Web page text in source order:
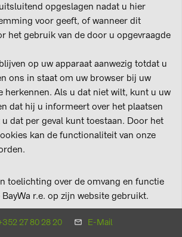
27 80 28 20 E-Mail
opgeslagen nadat u hier
voor geeft, of wanneer dit
het gebruik van de door u opgevraagde
op uw apparaat aanwezig totdat u
ons in staat om uw browser bij uw
herkennen. Als u dat niet wilt, kunt u uw
dat hij u informeert over het plaatsen
dat per geval kunt toestaan. Door het
kan de functionaliteit van onze
toelichting over de omvang en functie
r.e. op zijn website gebruikt.